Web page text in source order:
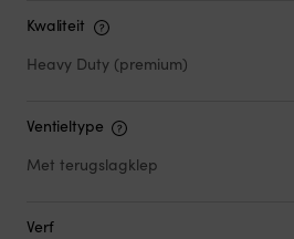
Kwaliteit
Heavy Duty (premium)
Ventieltype
Met terugslagklep
Verf